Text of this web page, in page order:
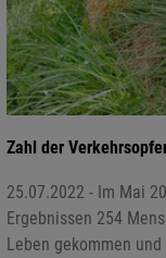
Zahl der
25.07.2022 - Im Mai
Ergebnissen 254
Leben gekommen